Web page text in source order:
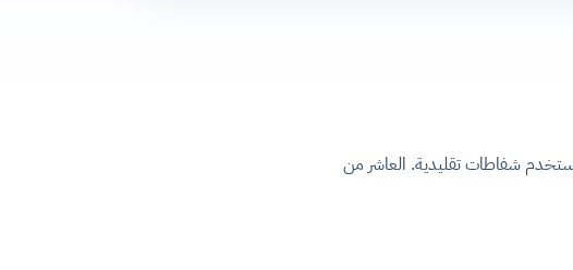
شفاطات تقليدية. العاشر من